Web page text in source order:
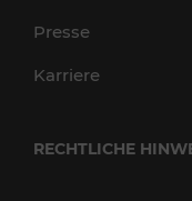
Presse
Karriere
RECHTLICHE